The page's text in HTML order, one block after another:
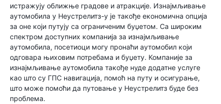
истражују оближње градове и атракције. Изнајмљивање
аутомобила у Неустрелитз-у је такође економична опција
за оне који путују са ограниченим буџетом. Са широким
спектром доступних компанија за изнајмљивање
аутомобила, посетиоци могу пронаћи аутомобил који
одговара њиховим потребама и буџету. Компаније за
изнајмљивање аутомобила такође нуде додатне услуге
као што су ГПС навигација, помоћ на путу и ​​осигурање,
што може помоћи да путовање у Неустрелитз буде без
проблема.